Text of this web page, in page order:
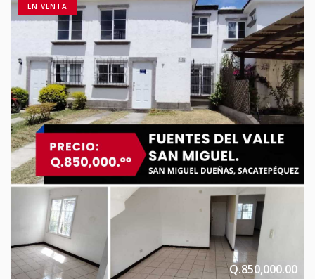
EN VENTA
Q.850,000.00